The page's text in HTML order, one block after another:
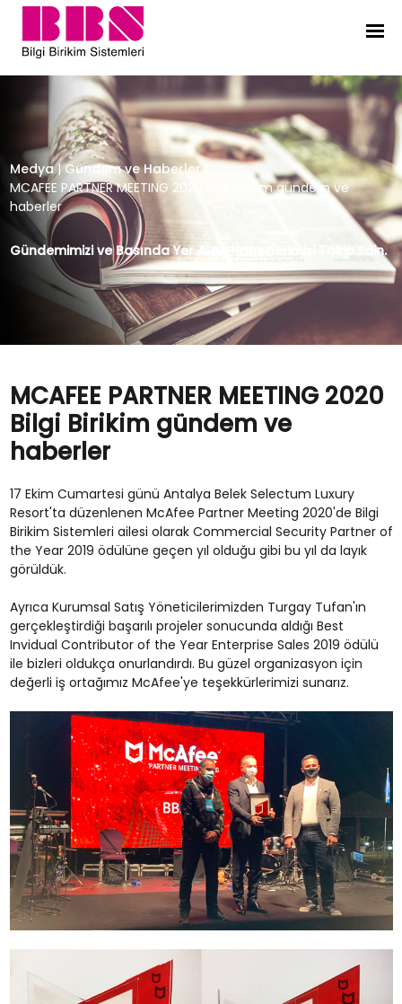
MCAFEE PARTNER MEETING
Medya | Gündem ve Haberler
MCAFEE PARTNER MEETING 2020 Bilgi Birikim gündem ve
haberler
Gündemimizi ve Basında Yer Alan Haberlerimizi Takip Edin.
MCAFEE PARTNER MEETING 2020
Bilgi Birikim gündem ve
haberler
17 Ekim Cumartesi günü Antalya Belek Selectum Luxury
Resort'ta düzenlenen McAfee Partner Meeting 2020'de Bilgi
Birikim Sistemleri ailesi olarak Commercial Security Partner of
the Year 2019 ödülüne geçen yıl olduğu gibi bu yıl da layık
görüldük.
Ayrıca Kurumsal Satış Yöneticilerimizden Turgay Tufan'ın
gerçekleştirdiği başarılı projeler sonucunda aldığı Best
Invidual Contributor of the Year Enterprise Sales 2019 ödülü
ile bizleri oldukça onurlandırdı. Bu güzel organizasyon için
değerli iş ortağımız McAfee'ye teşekkürlerimizi sunarız.